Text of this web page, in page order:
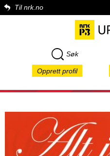
Til nrk.no
Søk
Opprett profil